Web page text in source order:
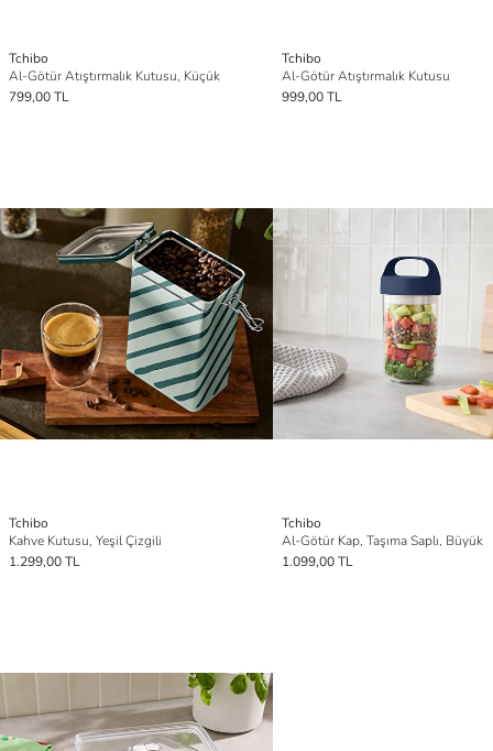
Tchibo
Al-Götür Atıştırmalık Kutusu, Küçük
799,00 TL
Tchibo
Al-Götür Atıştırmalık Kutusu
999,00 TL
Tchibo
Kahve Kutusu, Yeşil Çizgili
1.299,00 TL
Tchibo
Al-Götür Kap, Taşıma Saplı, Büyük
1.099,00 TL